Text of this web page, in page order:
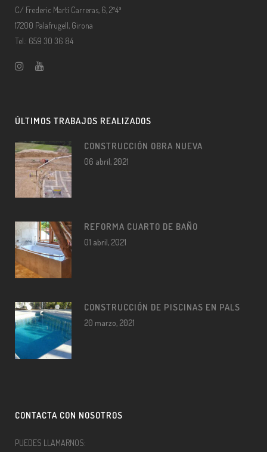
C/ Frederic Martí Carreras, 6, 2º4ª
17200 Palafrugell, Girona
Tel.: 659 30 36 84
ÚLTIMOS TRABAJOS REALIZADOS
CONSTRUCCIÓN OBRA NUEVA
06 abril, 2021
REFORMA CUARTO DE BAÑO
01 abril, 2021
CONSTRUCCIÓN DE PISCINAS EN PALS
20 marzo, 2021
CONTACTA CON NOSOTROS
PUEDES LLAMARNOS: